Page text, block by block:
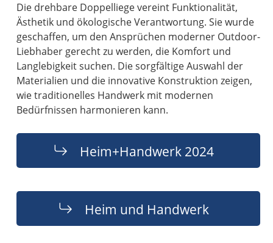
Die drehbare Doppelliege vereint Funktionalität,
Ästhetik und ökologische Verantwortung. Sie wurde
geschaffen, um den Ansprüchen moderner Outdoor-
Liebhaber gerecht zu werden, die Komfort und
Langlebigkeit suchen. Die sorgfältige Auswahl der
Materialien und die innovative Konstruktion zeigen,
wie traditionelles Handwerk mit modernen
Bedürfnissen harmonieren kann.
Heim+Handwerk 2024
Heim und Handwerk